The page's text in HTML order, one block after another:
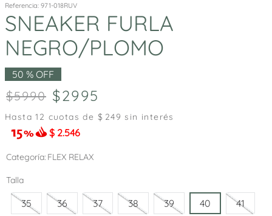
Referencia: 971-018RUV
SNEAKER FURLA
NEGRO/PLOMO
50 % OFF
5990 2995
Hasta12 cuotas de $ 249 sin interés
$ 2.546
Categoría FLEX RELAX
Talla
35 36 37 38 39 40 41